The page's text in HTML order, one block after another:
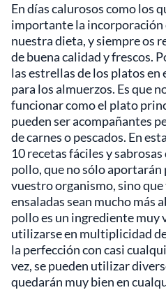
En días calurosos como los
importante la incorporación
nuestra dieta, y siempre os
de buena calidad y frescos.
las estrellas de los platos
para los almuerzos. Es que
funcionar como el plato
pueden ser acompañantes
de carnes o pescados. En
10 recetas fáciles y
pollo, que no sólo aportarán
vuestro organismo, sino
ensaladas sean mucho más
pollo es un ingrediente muy
utilizarse en multiplicidad
la perfección con casi
vez, se pueden utilizar
quedarán muy bien en